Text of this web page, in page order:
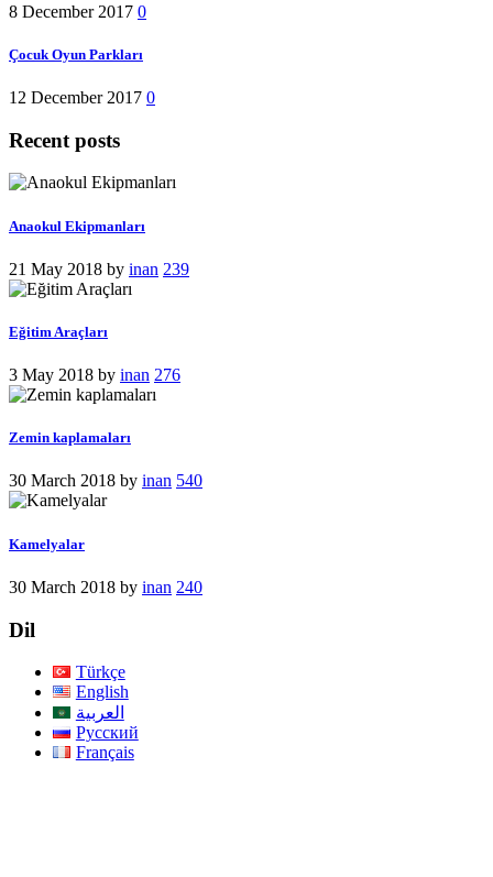
8 December 2017 0
Çocuk Oyun Parkları
12 December 2017 0
Recent posts
Anaokul Ekipmanları
21 May 2018 by inan 239
Eğitim Araçları
3 May 2018 by inan 276
Zemin kaplamaları
30 March 2018 by inan 540
Kamelyalar
30 March 2018 by inan 240
Dil
Türkçe
English
العربية
Русский
Français